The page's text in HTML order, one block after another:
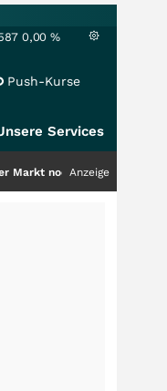
0,00 %
Push-Kurse
Services
immer nur die Hälfte der
Anzeige